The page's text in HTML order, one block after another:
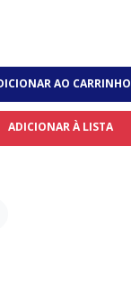
AO CARRINHO
ADICIONAR À LISTA